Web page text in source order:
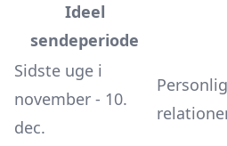
Ideel
sendeperiode
Sidste uge i
november - 10.
dec.